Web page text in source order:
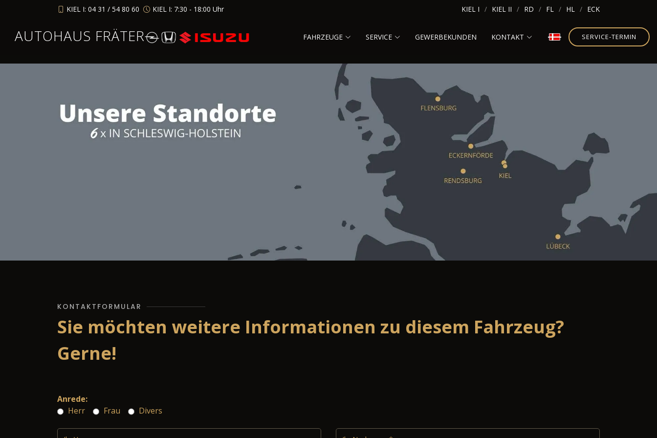
KIEL I: 04 31 / 54 80 60 KIEL I: 7:30 - 18:00 Uhr KIEL I KIEL II RD FL HL ECK
AUTOHAUS FRÄTER FAHRZEUGE SERVICE GEWERBEKUNDEN KONTAKT SERVICE-TERMIN
KONTAKTFORMULAR
Sie möchten weitere Informationen zu diesem Fahrzeug?
Gerne!
Anrede:
Herr
Frau Divers